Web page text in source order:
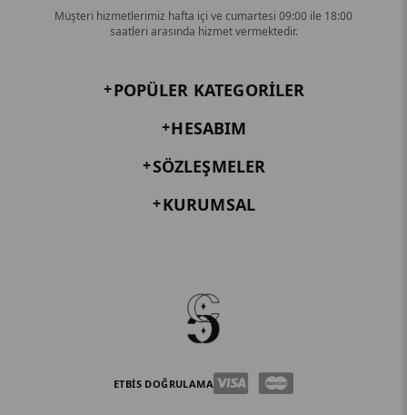
Müşteri hizmetlerimiz hafta içi ve cumartesi 09:00 ile 18:00
saatleri arasında hizmet vermektedir.
POPÜLER KATEGORILER
HESABIM
SÖZLEŞMELER
KURUMSAL
ETBİS DOĞRULAMA